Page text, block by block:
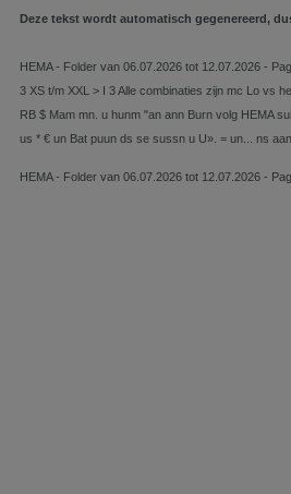
Deze tekst wordt automatisch gegenereerd,
HEMA - Folder van 06.07.2026 tot 12.07.2026 -
3 XS t/m XXL > I 3 Alle combinaties zijn mc Lo vs
RB $ Mam mn. u hunm "an ann Burn volg HEMA
us * € un Bat puun ds se sussn u U». = un... ns
HEMA - Folder van 06.07.2026 tot 12.07.2026 -